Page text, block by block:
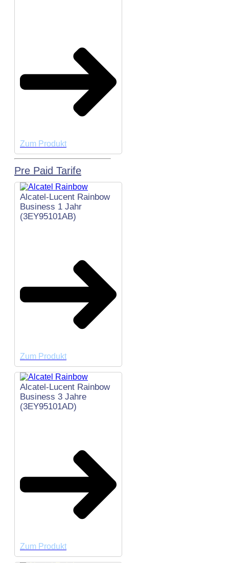
Zum Produkt
Pre Paid Tarife
Alcatel-Lucent Rainbow
Business 1 Jahr
(3EY95101AB)
Zum Produkt
Alcatel-Lucent Rainbow
Business 3 Jahre
(3EY95101AD)
Zum Produkt